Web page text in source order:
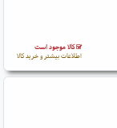
کالا موجود است
اطلاعات بیشتر و خرید کالا